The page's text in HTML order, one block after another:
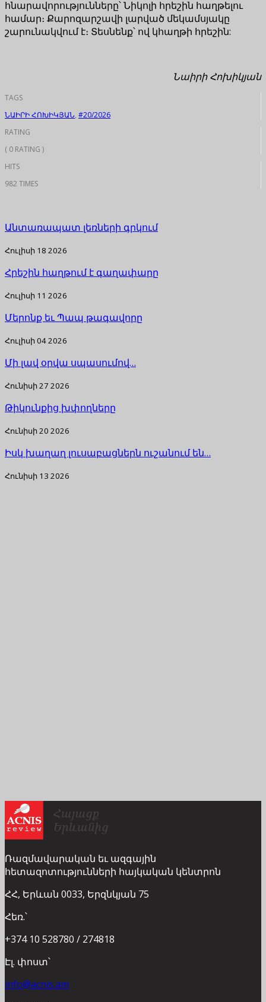
հնարավորությունները՝ Նիկոլի հրեշին հաղթելու
համար։ Քարոզարշավի լարված մեկամսյակը
շարունակվում է։ Տեսնենք՝ ով կհաղթի հրեշին:
Նաիրի Հոխիկյան
TAGS
ՆԱԻՐԻ ՀՈԽԻԿՅԱՆ, #20/2026
RATING
( 0 RATING )
HITS
982 TIMES
Անտառապատ լեռների գրկում
Հուլիսի 18 2026
Հրեշին հաղթում է գաղափարը
Հուլիսի 11 2026
Մերոնք եւ Պապ թագավորը
Հուլիսի 04 2026
Մի լավ օրվա սպասումով…
Հունիսի 27 2026
Թիկունքից խփողները
Հունիսի 20 2026
Իսկ խաղաղ լուսաբացներն ուշանում են…
Հունիսի 13 2026
Ռազմավարական եւ ազգային
հետազոտությունների հայկական կենտրոն
ՀՀ, Երևան 0033, Երզնկյան 75
Հեռ.՝
+374 10 528780 / 274818
Էլ. փոստ՝
info@acnis.am